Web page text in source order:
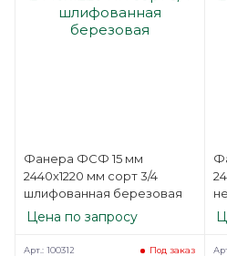
Фанера ФСФ 15 мм
2440х1220 мм сорт 3/4
шлифованная березовая
Цена по запросу
Под заказ
Арт.: 100312